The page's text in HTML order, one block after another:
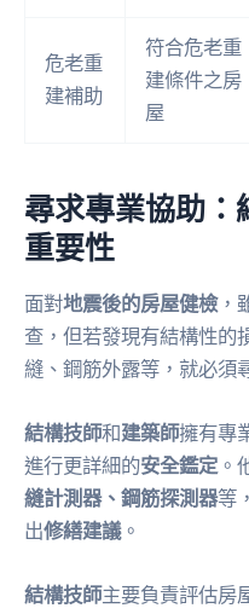
危老重
建補助
符合危老重
建條件之房
屋
尋求專業協助：
重要性
面對地震後的房屋健檢，
查，但若發現有結構性的
縫、鋼筋外露等，就必須
結構技師和建築師擁有專
進行更詳細的安全鑑定 。
縫計測器、鋼筋探測器等
出修繕建議。
結構技師主要負責評估房